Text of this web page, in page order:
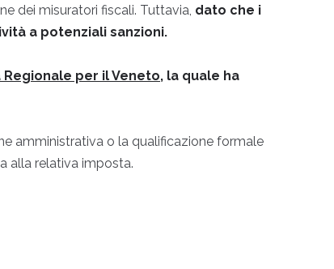
dei misuratori fiscali. Tuttavia, dato che i
a potenziali sanzioni.
per il Veneto, la quale ha
amministrativa o la qualificazione formale
alla relativa imposta.